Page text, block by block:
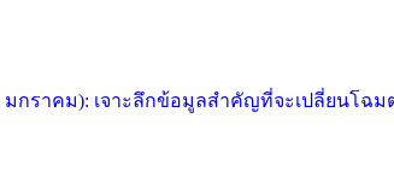
มกราคม): เจาะลึกข้อมูลสำคัญที่จะเปลี่ยนโฉม